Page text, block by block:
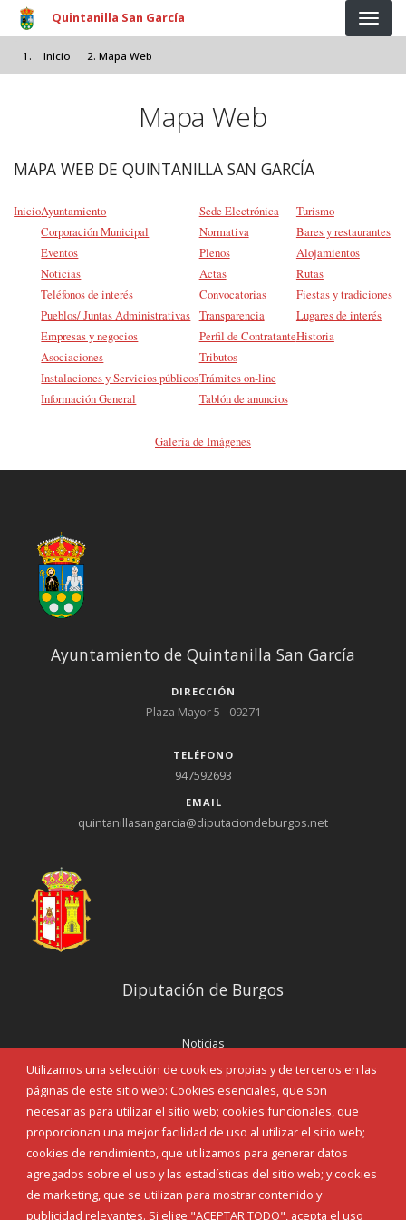
Pasar al contenido principal
Quintanilla San García
Inicio Mapa Web
Mapa Web
MAPA WEB DE QUINTANILLA SAN GARCÍA
InicioAyuntamiento
Corporación Municipal
Eventos
Noticias
Teléfonos de interés
Pueblos/ Juntas Administrativas
Empresas y negocios
Asociaciones
Instalaciones y Servicios públicos
Información General
Sede Electrónica
Normativa
Plenos
Actas
Convocatorias
Transparencia
Perfil de Contratante
Tributos
Trámites on-line
Tablón de anuncios
Turismo
Bares y restaurantes
Alojamientos
Rutas
Fiestas y tradiciones
Lugares de interés
Historia
Galería de Imágenes
Utilizamos una selección de cookies propias y de terceros en las
páginas de este sitio web: Cookies esenciales, que son
necesarias para utilizar el sitio web; cookies funcionales, que
proporcionan una mejor facilidad de uso al utilizar el sitio web;
cookies de rendimiento, que utilizamos para generar datos
agregados sobre el uso y las estadísticas del sitio web; y cookies
de marketing, que se utilizan para mostrar contenido y
publicidad relevantes. Si elige "ACEPTAR TODO", acepta el uso
Ayuntamiento de Quintanilla San García
DIRECCIÓN
Plaza Mayor 5 - 09271
TELÉFONO
947592693
EMAIL
quintanillasangarcia@diputaciondeburgos.net
Diputación de Burgos
Noticias
Eventos
Corporación Municipal
Teléfonos de interés
INICIAR SESIÓN
MAPA WEB